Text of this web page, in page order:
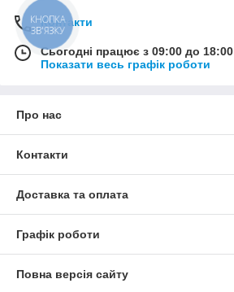
Контакти
Сьогодні працює з 09:00 до 18:00
Показати весь графік роботи
Про нас
Контакти
Доставка та оплата
Графік роботи
Повна версія сайту
КНОПКА
ЗВ'ЯЗКУ